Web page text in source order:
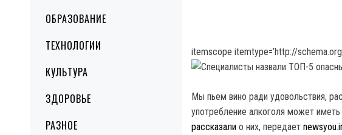
ОБРАЗОВАНИЕ
ТЕХНОЛОГИИ
КУЛЬТУРА
ЗДОРОВЬЕ
РАЗНОЕ
itemscope itemtype=’http://
Мы пьем вино ради удовольствия,
употребление алкоголя может
рассказали о них, передает